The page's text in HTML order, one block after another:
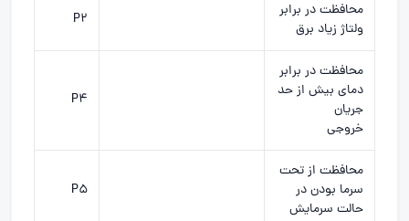
محافظت در برابر
ولتاژ زیاد برق
P2
محافظت در برابر
دمای بیش از حد
جریان
خروجی
P4
محافظت از تحت
سرما بودن در
حالت سرمایش
P5